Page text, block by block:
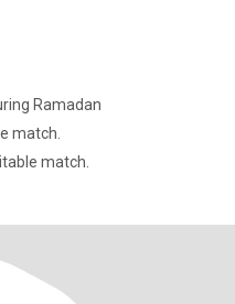
Ramadan
match.
match.